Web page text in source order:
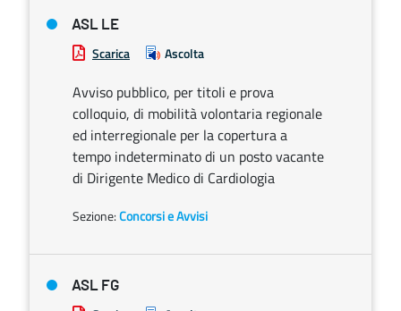
ASL LE
Scarica Ascolta
Avviso pubblico, per titoli e prova
colloquio, di mobilità volontaria regionale
ed interregionale per la copertura a
tempo indeterminato di un posto vacante
di Dirigente Medico di Cardiologia
Sezione:Concorsi e Avvisi
ASL FG